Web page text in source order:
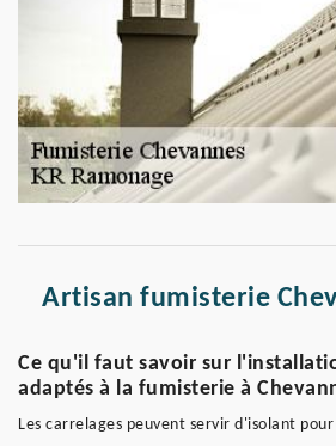
Artisan fumisterie
Ce qu'il faut savoir sur
adaptés à la fumisterie à
Les carrelages peuvent servir d'isolant